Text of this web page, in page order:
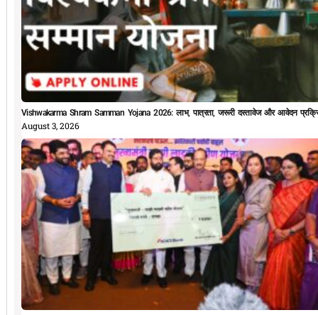
Vishwakarma Shram Samman Yojana 2026: लाभ, पात्रता, जरूरी दस्तावेज और आवेदन
August 3, 2026